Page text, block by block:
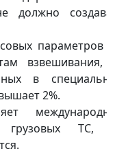
должно
параметров
взвешивания,
в
2%.
грузовых ТС,